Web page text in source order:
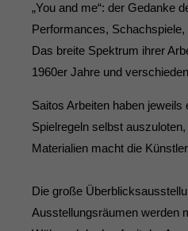
„You and me“: der Gedanke
Performances,
Das breite Spektrum ihrer
1960er Jahre und
Saitos Arbeiten haben
Spielregeln selbst
Materialien macht die
Die große
Ausstellungsräumen werden